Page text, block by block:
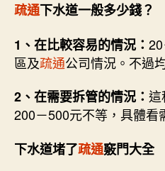
疏通下水道一般多少錢？
1、在比較容易的情況：
區及疏通公司情況。不過
2、在需要拆管的情況： 這
200－500元不等，具體看
下水道堵了疏通竅門大全